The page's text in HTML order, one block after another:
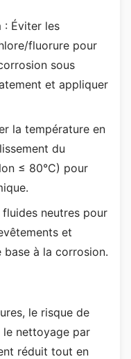
: Éviter les
fluorure pour
sous
et appliquer
la température en
du
≤ 80°C) pour
neutres pour
et
à la corrosion.
le risque de
nettoyage par
réduit tout en